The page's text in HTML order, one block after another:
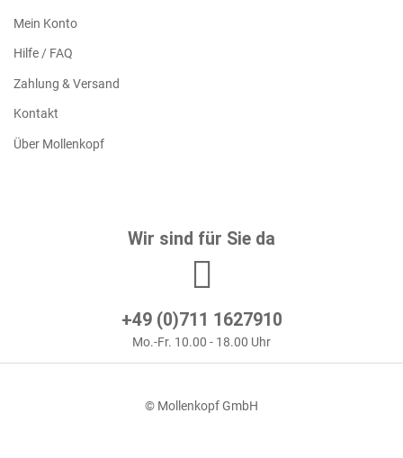
Mein Konto
Hilfe / FAQ
Zahlung & Versand
Kontakt
Über Mollenkopf
Wir sind für Sie da
+49 (0)711 1627910
Mo.-Fr. 10.00 - 18.00 Uhr
© Mollenkopf GmbH